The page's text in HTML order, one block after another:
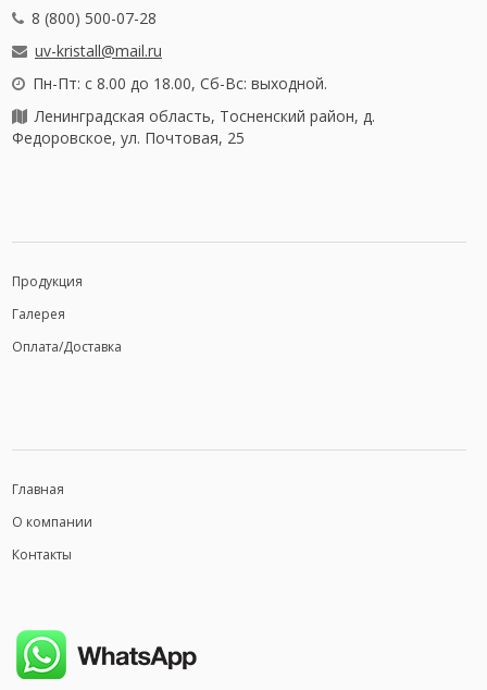
8 (800) 500-07-28
uv-kristall@mail.ru
Пн-Пт: с 8.00 до 18.00, Сб-Вс: выходной.
Ленинградская область, Тосненский район, д.
Федоровское, ул. Почтовая, 25
Продукция
Галерея
Оплата/Доставка
Главная
О компании
Контакты